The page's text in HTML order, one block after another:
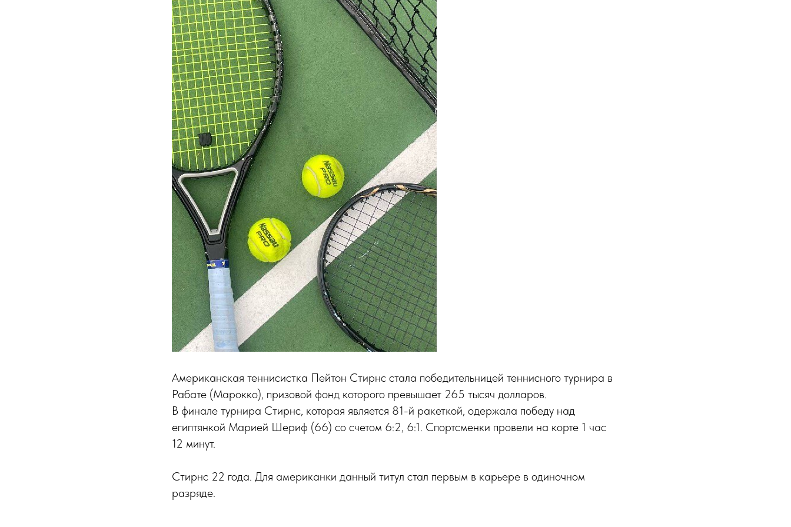
Американская теннисистка Пейтон Стирнс стала победительницей теннисного турнира в
Рабате (Марокко), призовой фонд которого превышает 265 тысяч долларов.
В финале турнира Стирнс, которая является 81-й ракеткой, одержала победу над
египтянкой Марией Шериф (66) со счетом 6:2, 6:1. Спортсменки провели на корте 1 час
12 минут.
Стирнс 22 года. Для американки данный титул стал первым в карьере в одиночном
разряде.